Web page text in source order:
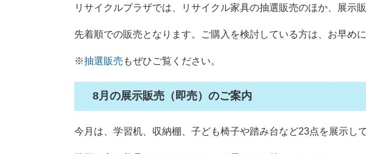
リサイクルプラザでは、リサイクル家具の抽選販売のほか、展示
先着順での販売となります。ご購入を検討している方は、お早め
※抽選販売 もぜひご覧ください。
8月の展示販売（即売）のご案内
今月は、学習机、収納棚、子ども椅子や踏み台など23点を展示して